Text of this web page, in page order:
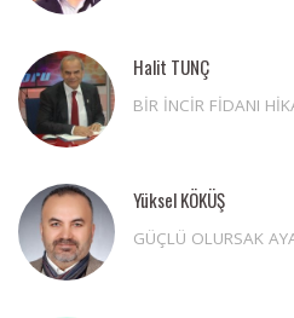
Halit TUNÇ
BİR İNCİR FİDANI
Yüksel KÖKÜŞ
GÜÇLÜ OLURSAK